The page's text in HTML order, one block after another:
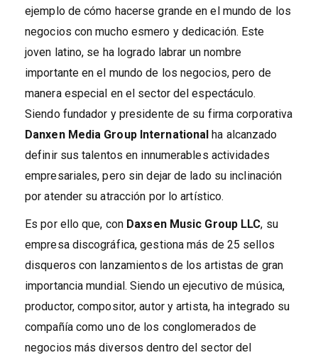
ejemplo de cómo hacerse grande en el mundo de los
negocios con mucho esmero y dedicación. Este
joven latino, se ha logrado labrar un nombre
importante en el mundo de los negocios, pero de
manera especial en el sector del espectáculo.
Siendo fundador y presidente de su firma corporativa
Danxen Media Group Internationalha alcanzado
definir sus talentos en innumerables actividades
empresariales, pero sin dejar de lado su inclinación
por atender su atracción por lo artístico.
Es por ello que, con Daxsen Music Group LLC, su
empresa discográfica, gestiona más de 25 sellos
disqueros con lanzamientos de los artistas de gran
importancia mundial. Siendo un ejecutivo de música,
productor, compositor, autor y artista, ha integrado su
compañía como uno de los conglomerados de
negocios más diversos dentro del sector del